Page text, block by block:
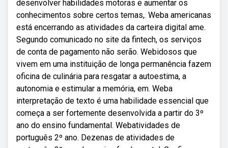
desenvolver habilidades motoras e aumentar os
conhecimentos sobre certos temas,. Weba americanas
está encerrando as atividades da carteira digital ame.
Segundo comunicado no site da fintech, os serviços
de conta de pagamento não serão. Webidosos que
vivem em uma instituição de longa permanência fazem
oficina de culinária para resgatar a autoestima, a
autonomia e estimular a memória, em. Weba
interpretação de texto é uma habilidade essencial que
começa a ser fortemente desenvolvida a partir do 3º
ano do ensino fundamental. Webatividades de
português 2º ano. Dezenas de atividades de